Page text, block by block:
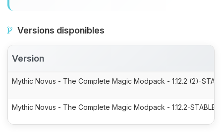
Versions disponibles
Version
Mythic Novus - The Complete Magic Modpack - 1.12.2 (2)-
Mythic Novus - The Complete Magic Modpack - 1.12.2-STABLE-